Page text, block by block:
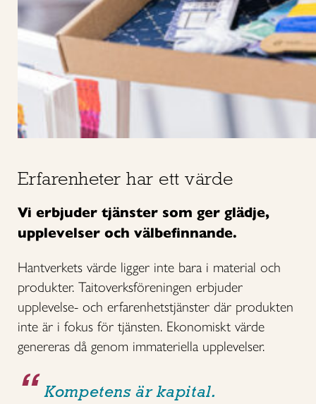
Erfarenheter har ett värde
Vi erbjuder tjänster som ger glädje,
upplevelser och välbefinnande.
Hantverkets värde ligger inte bara i material och
produkter. Taitoverksföreningen erbjuder
upplevelse- och erfarenhetstjänster där produkten
inte är i fokus för tjänsten. Ekonomiskt värde
genereras då genom immateriella upplevelser.
Kompetens är kapital.